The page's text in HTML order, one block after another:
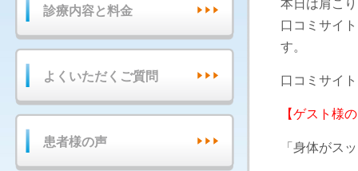
本日は肩こ
口コミサイ
す。
口コミサイ
【ゲスト様
「身体がス
診療内容と料金
よくいただくご質問
患者様の声